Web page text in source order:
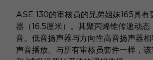
ASE 130的审核员的兄弟姐妹165具有
器（16.5厘米）。其聚丙烯锥传递动态
音。低音扬声器与方向性高音扬声器
声音播放。与所有审核员套件一样，